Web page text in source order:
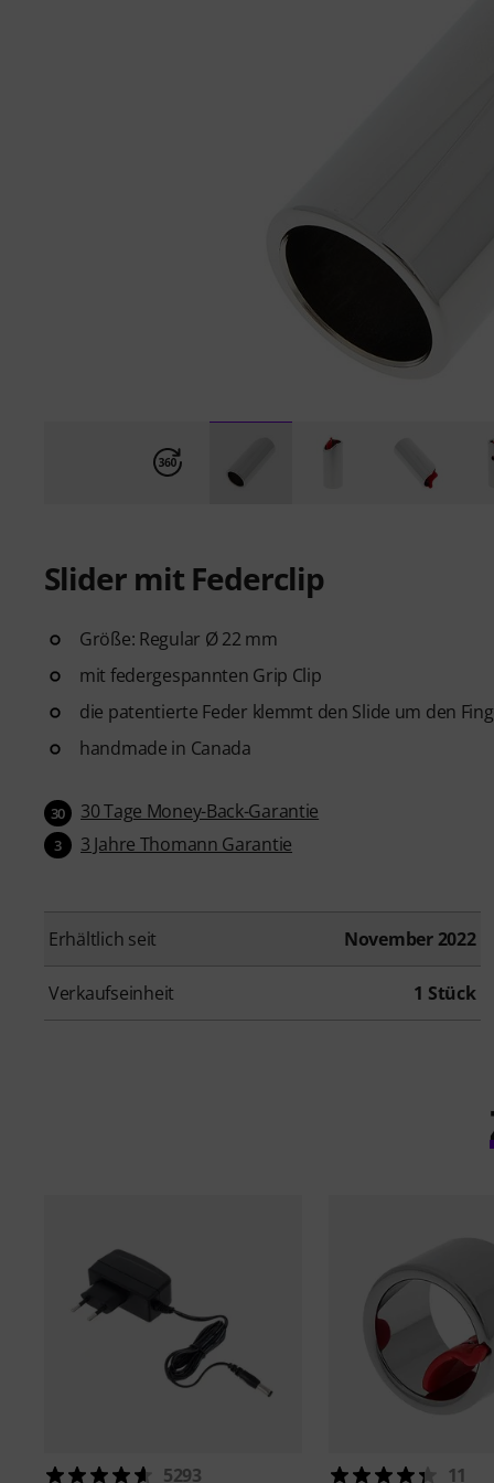
Slider mit Federclip
Größe: Regular Ø 22 mm
mit federgespannten Grip Clip
die patentierte Feder klemmt den Slide um den
handmade in Canada
30 30 Tage Money-Back-Garantie
3 3 Jahre Thomann Garantie
Erhältlich seit November 2022
Verkaufseinheit 1 Stück
5293
11